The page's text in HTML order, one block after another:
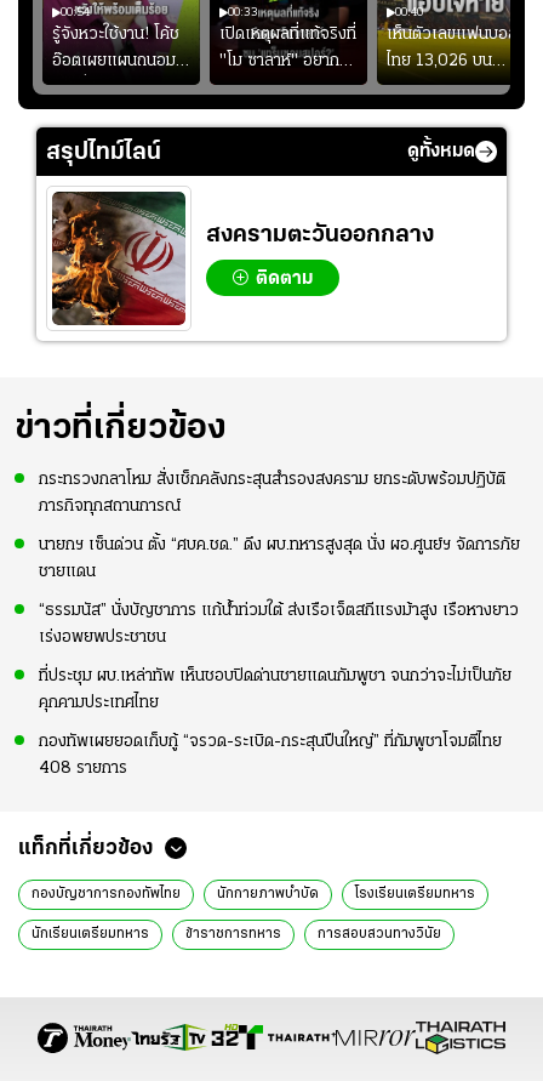
00:54
รู้จังหวะใช้งาน! โค้ช
อ๊อตเผยแผนถนอม
“บุ๋มบิ๋ม” เพื่อรักษา
ร่างกายให้พร้อมที่สุด
00:33
เปิดเหตุผลที่แท้จริงที่
"โม ซาลาห์" อยาก
ย้ายซบ "แทร็บซอนส
ปอร์"
00:40
เห็นตัวเลขแฟนบอล
ไทย 13,026 บน
สกอร์บอร์ดแล้วแอบ
ใจหาย น้อยกว่านัดที่
แล้วเจอมาเลเซียตั้ง
สรุปไทม์ไลน์ ดูทั้งหมด
สงครามตะวันออกกลาง
ติดตาม
ข่าวที่เกี่ยวข้อง
กระทรวงกลาโหม สั่งเช็กคลังกระสุนสำรองสงคราม ยกระดับพร้อมปฏิบัติ
ภารกิจทุกสถานการณ์
นายกฯ เซ็นด่วน ตั้ง “ศบค.ชด.” ดึง ผบ.ทหารสูงสุด นั่ง ผอ.ศูนย์ฯ จัดการภัย
ชายแดน
“ธรรมนัส” นั่งบัญชาการ แก้น้ำท่วมใต้ ส่งเรือเจ็ตสกีแรงม้าสูง เรือหางยาว
เร่งอพยพประชาชน
ที่ประชุม ผบ.เหล่าทัพ เห็นชอบปิดด่านชายแดนกัมพูชา จนกว่าจะไม่เป็นภัย
คุกคามประเทศไทย
กองทัพเผยยอดเก็บกู้ “จรวด-ระเบิด-กระสุนปืนใหญ่” ที่กัมพูชาโจมตีไทย
408 รายการ
แท็กที่เกี่ยวข้อง
กองบัญชาการกองทัพไทย นักกายภาพบำบัด โรงเรียนเตรียมทหาร
นักเรียนเตรียมทหาร ข้าราชการทหาร การสอบสวนทางวินัย
การรายงานผลสอบสวน จิตแพทย์